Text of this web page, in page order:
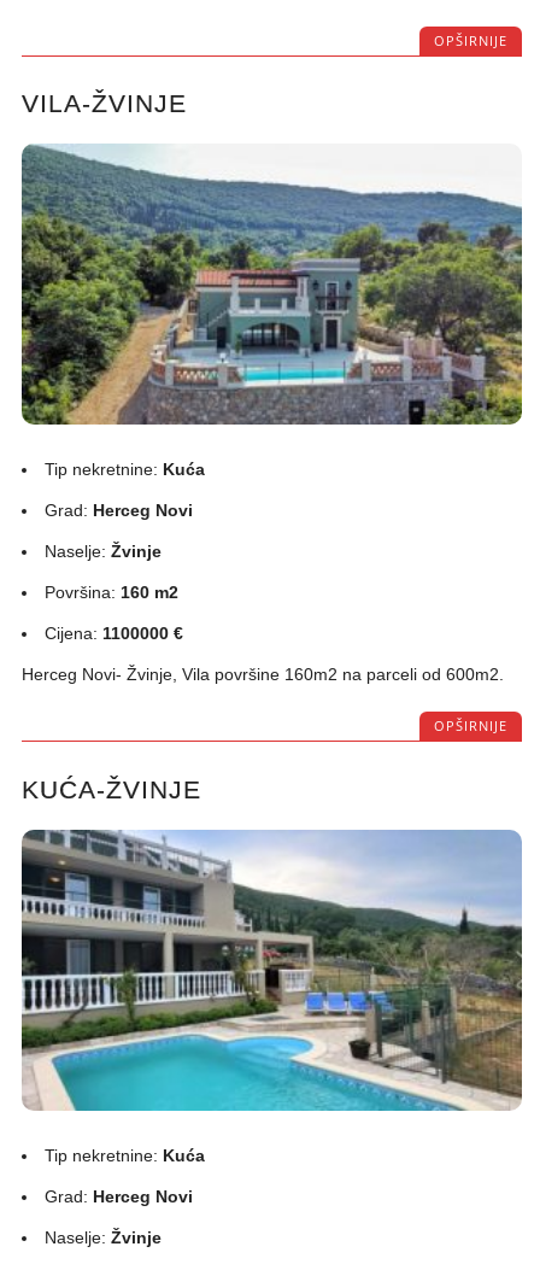
OPŠIRNIJE
VILA-ŽVINJE
Tip nekretnine: Kuća
Grad: Herceg Novi
Naselje:Žvinje
Površina: 160 m2
Cijena: 1100000 €
Herceg Novi- Žvinje, Vila površine 160m2 na parceli od 600m2.
OPŠIRNIJE
KUĆA-ŽVINJE
Tip nekretnine: Kuća
Grad: Herceg Novi
Naselje:Žvinje